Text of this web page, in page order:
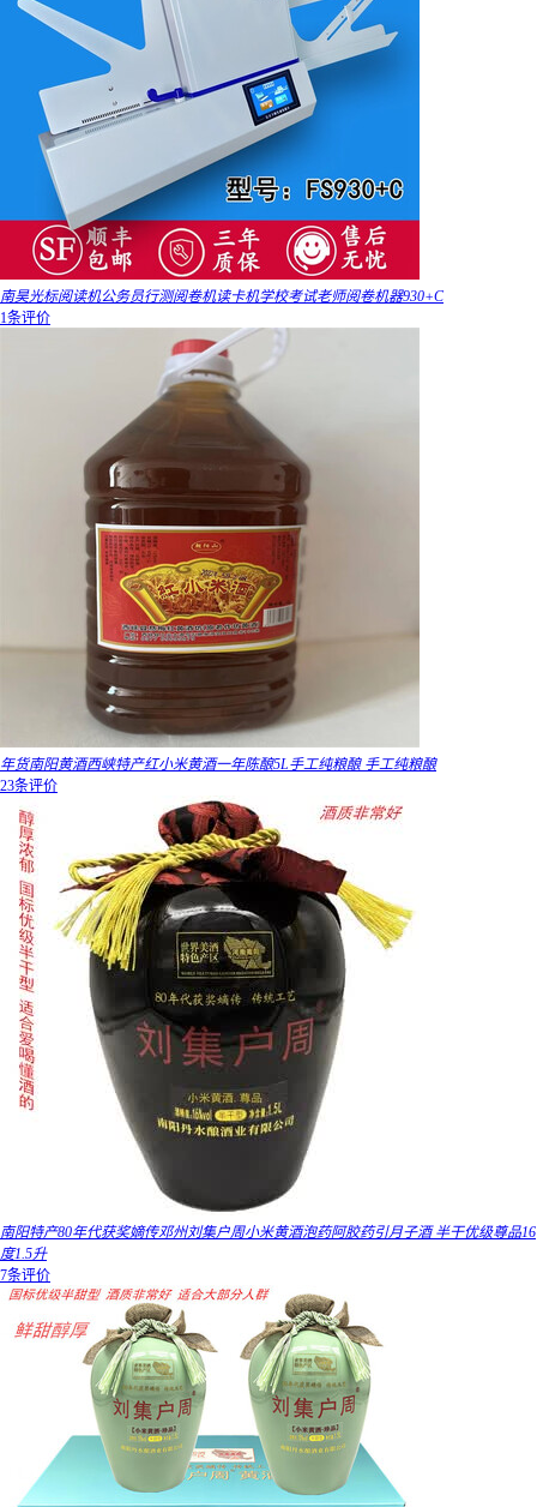
南昊光标阅读机公务员行测阅卷机读卡机学校考试老师阅卷机器930+C
1条评价
年货南阳黄酒西峡特产红小米黄酒一年陈酿5L手工纯粮酿 手工纯粮酿
23条评价
南阳特产80年代获奖嫡传邓州刘集户周小米黄酒泡药阿胶药引月子酒 半干优级尊品16
度1.5升
7条评价